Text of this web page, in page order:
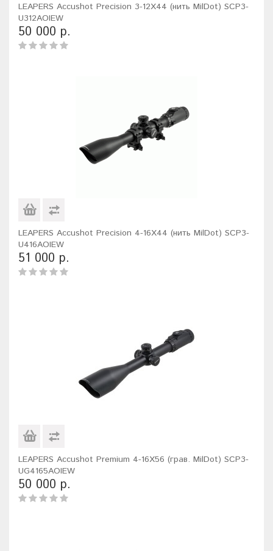
LEAPERS Accushot Precision 3-12X44 (нить MilDot) SCP3-
U312AOIEW
50 000 р.
LEAPERS Accushot Precision 4-16X44 (нить MilDot) SCP3-
U416AOIEW
51 000 р.
LEAPERS Accushot Premium 4-16X56 (грав. MilDot) SCP3-
UG4165AOIEW
50 000 р.